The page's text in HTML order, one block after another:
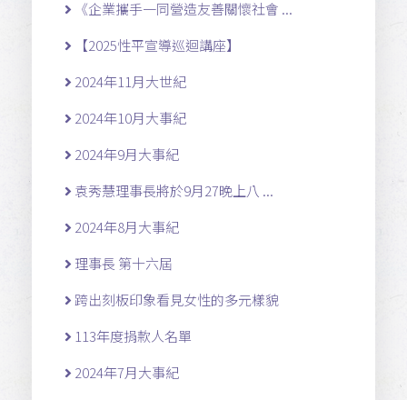
《企業攜手一同營造友善關懷社會 ...
【2025性平宣導巡迴講座】
2024年11月大世紀
2024年10月大事紀
2024年9月大事紀
袁秀慧理事長將於9月27晚上八 ...
2024年8月大事紀
理事長 第十六屆
跨出刻板印象看見女性的多元樣貌
113年度捐款人名單
2024年7月大事紀